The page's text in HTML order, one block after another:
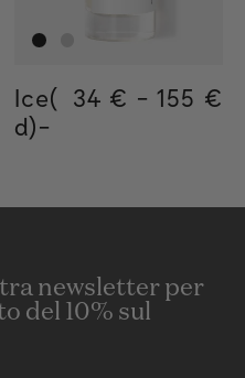
price
price
Ice(
d)-
Regular price
34 € - 155 €
155€
34€
newsletter per
del 10% sul